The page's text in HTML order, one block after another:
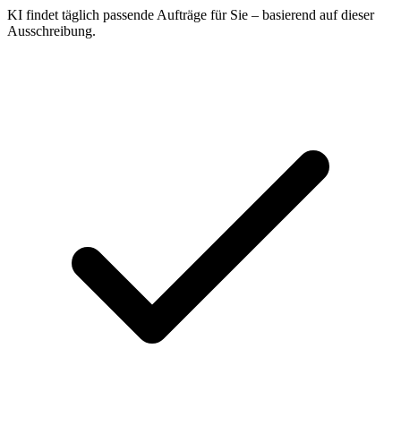
KI findet täglich passende Aufträge für Sie – basierend auf dieser
Ausschreibung.